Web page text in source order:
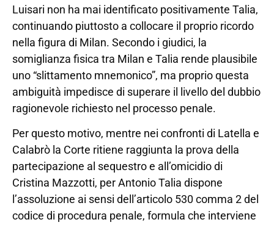
Luisari non ha mai identificato positivamente Talia,
continuando piuttosto a collocare il proprio ricordo
nella figura di Milan. Secondo i giudici, la
somiglianza fisica tra Milan e Talia rende plausibile
uno “slittamento mnemonico”, ma proprio questa
ambiguità impedisce di superare il livello del dubbio
ragionevole richiesto nel processo penale.
Per questo motivo, mentre nei confronti di Latella e
Calabrò la Corte ritiene raggiunta la prova della
partecipazione al sequestro e all’omicidio di
Cristina Mazzotti, per Antonio Talia dispone
l’assoluzione ai sensi dell’articolo 530 comma 2 del
codice di procedura penale, formula che interviene